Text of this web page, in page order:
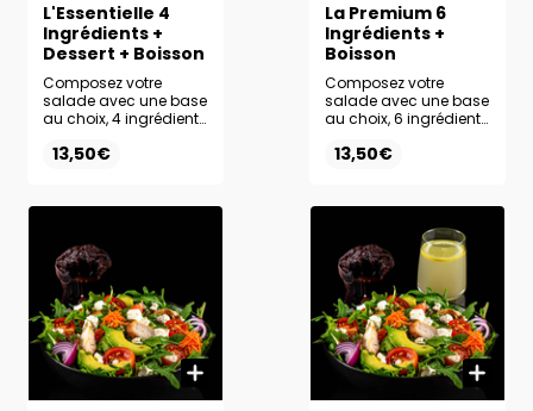
L'Essentielle 4
Ingrédients +
Dessert + Boisson
Composez votre
salade avec une base
au choix, 4 ingrédients
votre choix. Complétez
au choix pour un
13,50€
La Premium 6
Ingrédients +
Boisson
Composez votre
salade avec une base
au choix, 6 ingrédients
votre choix.
choix pour un repas
complet et équilibré.
13,50€